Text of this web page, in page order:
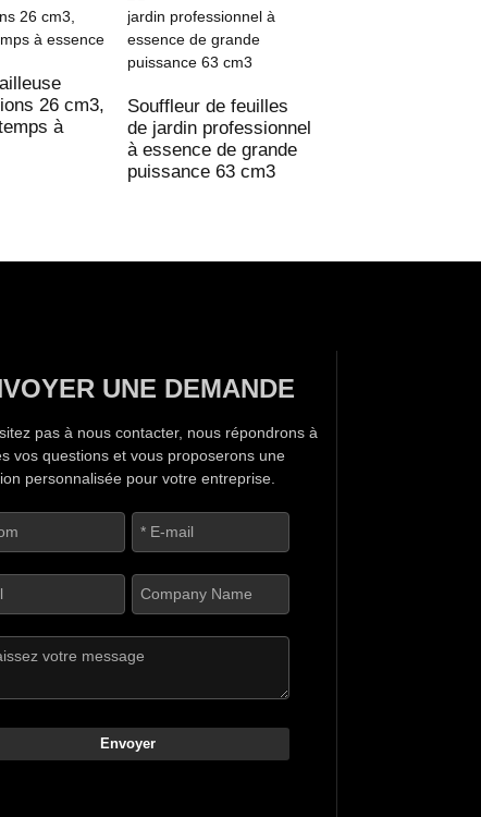
26 cm3,
à
Souffleur de feuilles
de jardin professionnel
à essence de grande
puissance 63 cm3
UNE DEMANDE
pas à nous contacter, nous répondrons à
vos questions et vous proposerons une
personnalisée pour votre entreprise.
Envoyer